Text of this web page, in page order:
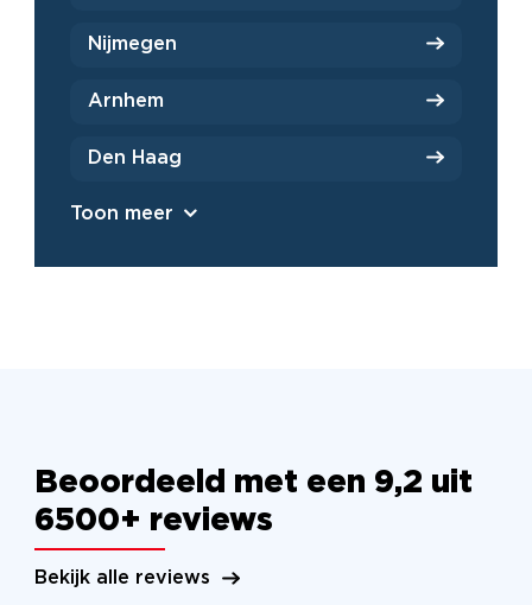
Nijmegen
Arnhem
Den Haag
Toon meer
Beoordeeld met een 9,2 uit
6500+ reviews
Bekijk alle reviews